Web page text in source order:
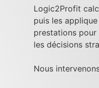
Logic2Profit
puis les
prestations
les décisions
Nous